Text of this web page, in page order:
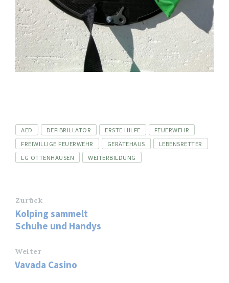
Tags
AED DEFIBRILLATOR ERSTE HILFE
FEUERWEHR
FREIWILLIGE FEUERWEHR
GERÄTEHAUS
LEBENSRETTER
LG OTTENHAUSEN
WEITERBILDUNG
Zurück
Kolping sammelt
Schuhe und Handys
Weiter
Vavada Casino